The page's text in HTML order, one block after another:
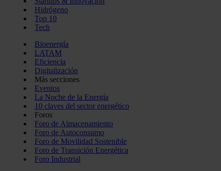
Hidrógeno
Top 10
Tech
Bioenergía
LATAM
Eficiencia
Digitalización
Más secciones
Eventos
La Noche de la Energía
10 claves del sector energético
Foros
Foro de Almacenamiento
Foro de Autoconsumo
Foro de Movilidad Sostenible
Foro de Transición Energética
Foro Industrial